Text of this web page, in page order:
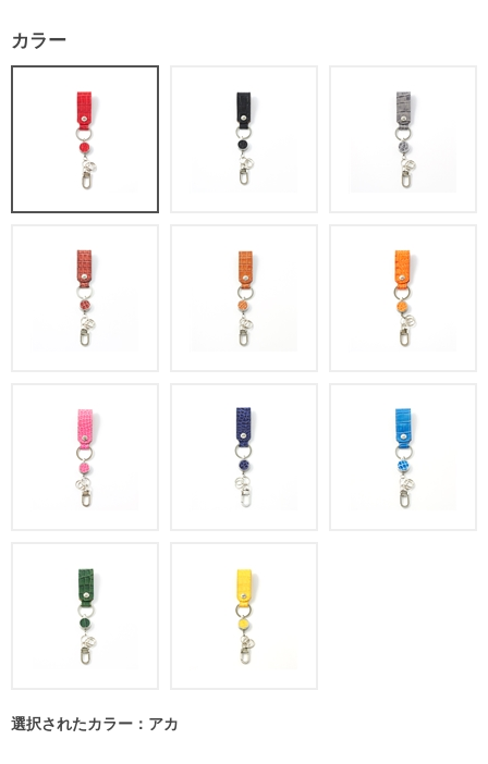
カラー
選択されたカラー：アカ